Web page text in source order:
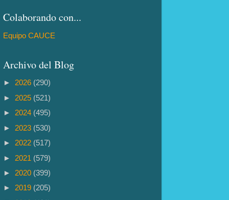
Colaborando con...
Equipo CAUCE
Archivo del Blog
► 2026 (290)
► 2025 (521)
► 2024 (495)
► 2023 (530)
► 2022 (517)
► 2021 (579)
► 2020 (399)
► 2019 (205)